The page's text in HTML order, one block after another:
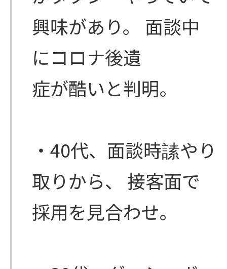
興味があり。 面談中
にコロナ後遺
症が酷いと判明。
・40代、面談時䛾やり
取りから、 接客面で
採用を見合わせ。